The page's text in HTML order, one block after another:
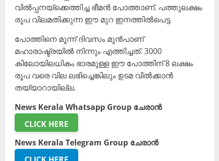
വിൽപ്പനയ്ക്കെത്തിച്ച ഭീമൻ പോത്താണ്. പത്തുലക്ഷം
രൂപ വിലമതിക്കുന്ന ഈ മുറ ഇനത്തിൽപെട്ട
പോത്തിനെ മൂന്ന് ദിവസം മുൻപാണ്
മഹാരാഷ്ട്രയിൽ നിന്നും എത്തിച്ചത്. 3000
കിലോയിലധികം ഭാരമുള്ള ഈ പോത്തിന് 8 ലക്ഷം
രൂപ വരെ വില ലഭിച്ചെങ്കിലും ഉടമ വിൽക്കാൻ
തയ്യാറായില്ല.
News Kerala Whatsapp Group ചേരാൻ
CLICK HERE
News Kerala Telegram Group ചേരാൻ